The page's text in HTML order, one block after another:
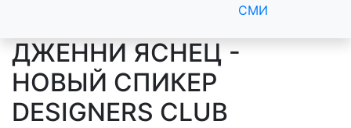
СМИ
ДЖЕННИ ЯСНЕЦ -
НОВЫЙ СПИКЕР
DESIGNERS CLUB